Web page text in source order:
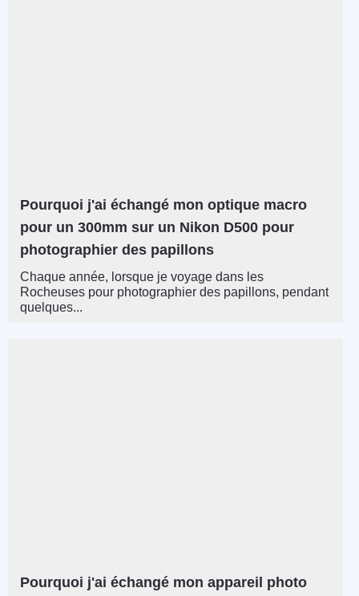
Pourquoi j'ai échangé mon optique macro
pour un 300mm sur un Nikon D500 pour
photographier des papillons
Chaque année, lorsque je voyage dans les
Rocheuses pour photographier des papillons, pendant
quelques...
Pourquoi j'ai échangé mon appareil photo